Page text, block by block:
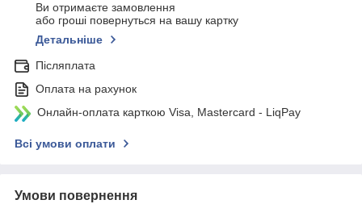
Ви отримаєте замовлення
або гроші повернуться на вашу картку
Детальніше
Післяплата
Оплата на рахунок
Онлайн-оплата карткою Visa, Mastercard - LiqPay
Всі умови оплати
Умови повернення